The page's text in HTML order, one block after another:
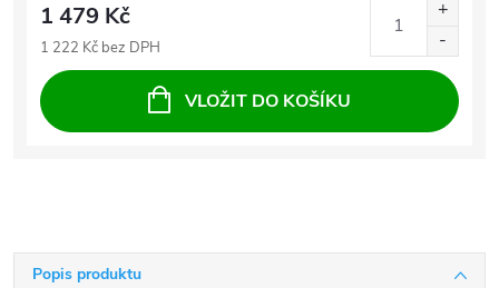
1 479 Kč
1 222 Kč bez DPH
VLOŽIT DO KOŠÍKU
Popis produktu